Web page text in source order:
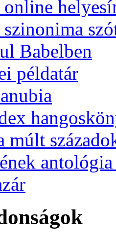
Babelben
példatár
múlt